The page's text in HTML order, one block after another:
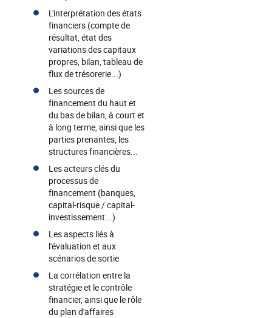
L'interprétation des états
financiers (compte de
résultat, état des
variations des capitaux
propres, bilan, tableau de
flux de trésorerie...)
Les sources de
financement du haut et
du bas de bilan, à court et
à long terme, ainsi que les
parties prenantes, les
structures financières...
Les acteurs clés du
processus de
financement (banques,
capital-risque / capital-
investissement...)
Les aspects liés à
l'évaluation et aux
scénarios de sortie
La corrélation entre la
stratégie et le contrôle
financier, ainsi que le rôle
du plan d'affaires